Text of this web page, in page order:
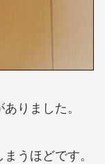
りました。
うほどです。